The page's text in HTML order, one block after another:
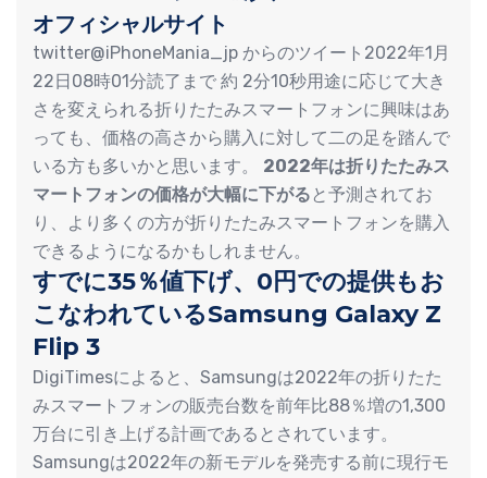
オフィシャルサイト
twitter@iPhoneMania_jp からのツイート2022年1月
22日08時01分読了まで 約 2分10秒用途に応じて大き
さを変えられる折りたたみスマートフォンに興味はあ
っても、価格の高さから購入に対して二の足を踏んで
いる方も多いかと思います。 2022年は折りたたみス
マートフォンの価格が大幅に下がる と予測されてお
り、より多くの方が折りたたみスマートフォンを購入
できるようになるかもしれません。
すでに35％値下げ、0円での提供もお
こなわれているSamsung Galaxy Z
Flip 3
DigiTimesによると、Samsungは2022年の折りたた
みスマートフォンの販売台数を前年比88％増の1,300
万台に引き上げる計画であるとされています。
Samsungは2022年の新モデルを発売する前に現行モ